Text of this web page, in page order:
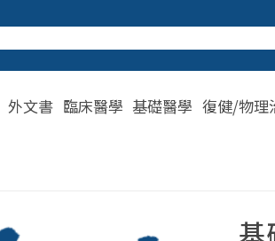
外文書 臨床醫學 基礎醫學 復健/物理
基